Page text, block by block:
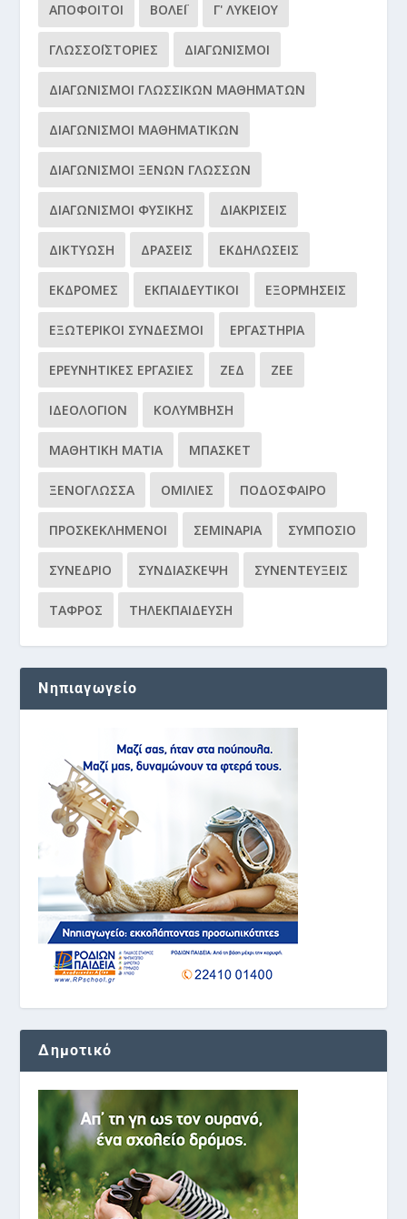
ΑΠΌΦΟΙΤΟΙ ΒΌΛΕΪ Γ' ΛΥΚΕΊΟΥ
ΓΛΩΣΣΟΪΣΤΟΡΊΕΣ ΔΙΑΓΩΝΙΣΜΟΊ
ΔΙΑΓΩΝΙΣΜΟΊ ΓΛΩΣΣΙΚΏΝ ΜΑΘΗΜΆΤΩΝ
ΔΙΑΓΩΝΙΣΜΟΊ ΜΑΘΗΜΑΤΙΚΏΝ
ΔΙΑΓΩΝΙΣΜΟΊ ΞΈΝΩΝ ΓΛΩΣΣΏΝ
ΔΙΑΓΩΝΙΣΜΟΊ ΦΥΣΙΚΉΣ ΔΙΑΚΡΊΣΕΙΣ
ΔΙΚΤΎΩΣΗ ΔΡΆΣΕΙΣ ΕΚΔΗΛΏΣΕΙΣ
ΕΚΔΡΟΜΈΣ ΕΚΠΑΙΔΕΥΤΙΚΟΊ ΕΞΟΡΜΉΣΕΙΣ
ΕΞΩΤΕΡΙΚΟΊ ΣΎΝΔΕΣΜΟΙ ΕΡΓΑΣΤΉΡΙΑ
ΕΡΕΥΝΗΤΙΚΈΣ ΕΡΓΑΣΊΕΣ ΖΕΔ ΖΕΕ
ΙΔΕΟΛΌΓΙΟΝ ΚΟΛΎΜΒΗΣΗ
ΜΑΘΗΤΙΚΉ ΜΑΤΙΆ ΜΠΆΣΚΕΤ
ΞΕΝΌΓΛΩΣΣΑ ΟΜΙΛΊΕΣ ΠΟΔΌΣΦΑΙΡΟ
ΠΡΟΣΚΕΚΛΗΜΈΝΟΙ ΣΕΜΙΝΆΡΙΑ ΣΥΜΠΌΣΙΟ
ΣΥΝΈΔΡΙΟ ΣΥΝΔΙΆΣΚΕΨΗ ΣΥΝΕΝΤΕΎΞΕΙΣ
ΤΆΦΡΟΣ ΤΗΛΕΚΠΑΊΔΕΥΣΗ
Νηπιαγωγείο
Δημοτικό